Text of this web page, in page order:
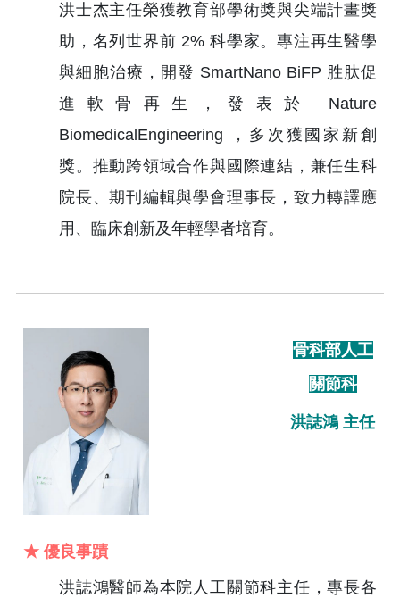
洪士杰主任榮獲教育部學術獎與尖端計畫獎
助，名列世界前 2% 科學家。專注再生醫學
與細胞治療，開發 SmartNano BiFP 胜肽促
進軟骨再生，發表於 Nature
BiomedicalEngineering ，多次獲國家新創
獎。推動跨領域合作與國際連結，兼任生科
院長、期刊編輯與學會理事長，致力轉譯應
用、臨床創新及年輕學者培育。
骨科部人工
關節科
洪誌鴻 主任
★ 優良事蹟
洪誌鴻醫師為本院人工關節科主任，專長各